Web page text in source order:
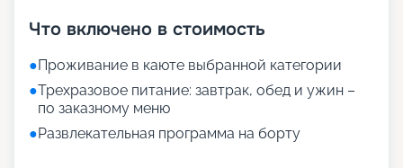
Что включено в стоимость
●Проживание в каюте выбранной категории
●Трехразовое питание: завтрак, обед и ужин –
по заказному меню
●Развлекательная программа на борту